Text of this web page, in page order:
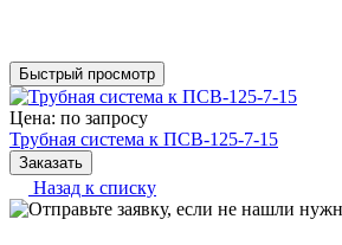
Быстрый просмотр
Цена: по запросу
Трубная система к ПСВ-125-7-15
Заказать
Назад к списку